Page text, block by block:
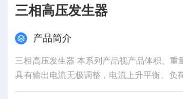
三相高压发生器
产品简介
三相高压发生器 本系列产品视产品体积、重
具有输出电流无极调整，电流上升平衡、负
可靠、操作简便、安全等特点。是工矿企业